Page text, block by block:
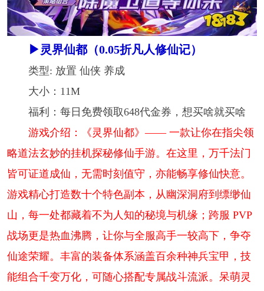
▶灵界仙都（0.05折凡人修仙记）
类型: 放置 仙侠 养成
大小：11M
福利：每日免费领取648代金券，想买啥就买啥
游戏介绍：《灵界仙都》—— 一款让你在指尖领
略道法玄妙的挂机探秘修仙手游。在这里，万千法门
皆可证道成仙，无需时刻值守，亦能畅享修仙快意。
游戏精心打造数十个特色副本，从幽深洞府到缥缈仙
山，每一处都藏着不为人知的秘境与机缘；跨服 PVP
战场更是热血沸腾，让你与全服高手一较高下，争夺
仙途荣耀。丰富的装备体系涵盖百余种神兵宝甲，技
能组合千变万化，可随心搭配专属战斗流派。呆萌灵